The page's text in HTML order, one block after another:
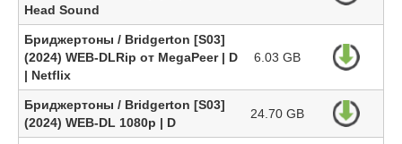
Head Sound
Бриджертоны / Bridgerton [S03]
(2024) WEB-DLRip от MegaPeer | D
| Netflix
6.03 GB
Бриджертоны / Bridgerton [S03]
(2024) WEB-DL 1080p | D
24.70 GB